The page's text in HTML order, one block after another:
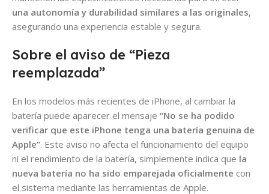
una autonomía y durabilidad similares a las originales,
asegurando una experiencia estable y segura.
Sobre el aviso de “Pieza
reemplazada”
En los modelos más recientes de iPhone, al cambiar la
batería puede aparecer el mensaje “No se ha podido
verificar que este iPhone tenga una batería genuina de
Apple”. Este aviso no afecta el funcionamiento del equipo
ni el rendimiento de la batería, simplemente indica que la
nueva batería no ha sido emparejada oficialmente con
el sistema mediante las herramientas de Apple.